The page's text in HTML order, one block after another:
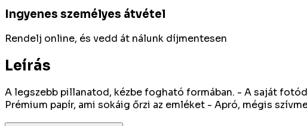
Ingyenes személyes átvétel
Rendelj online, és vedd át nálunk díjmentesen
Leírás
A legszebb pillanatod, kézbe fogható formában. - A saját
Prémium papír, ami sokáig őrzi az emléket - Apró, mégis